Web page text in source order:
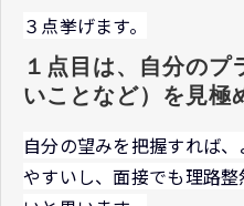
３点挙げます。
１点目は、自分のプ
いことなど）を見極
自分の望みを把握すれば
やすいし、面接でも理路